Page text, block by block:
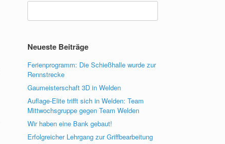
Suchen
Neueste Beiträge
Ferienprogramm: Die Schießhalle wurde zur
Rennstrecke
Gaumeisterschaft 3D in Welden
Auflage-Elite trifft sich in Welden: Team
Mittwochsgruppe gegen Team Welden
Wir haben eine Bank gebaut!
Erfolgreicher Lehrgang zur Griffbearbeitung